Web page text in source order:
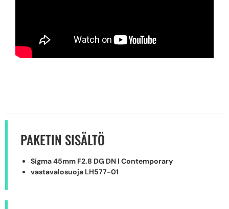
PAKETIN SISÄLTÖ
Sigma 45mm F2.8 DG DN l Contemporary
vastavalosuoja LH577-01